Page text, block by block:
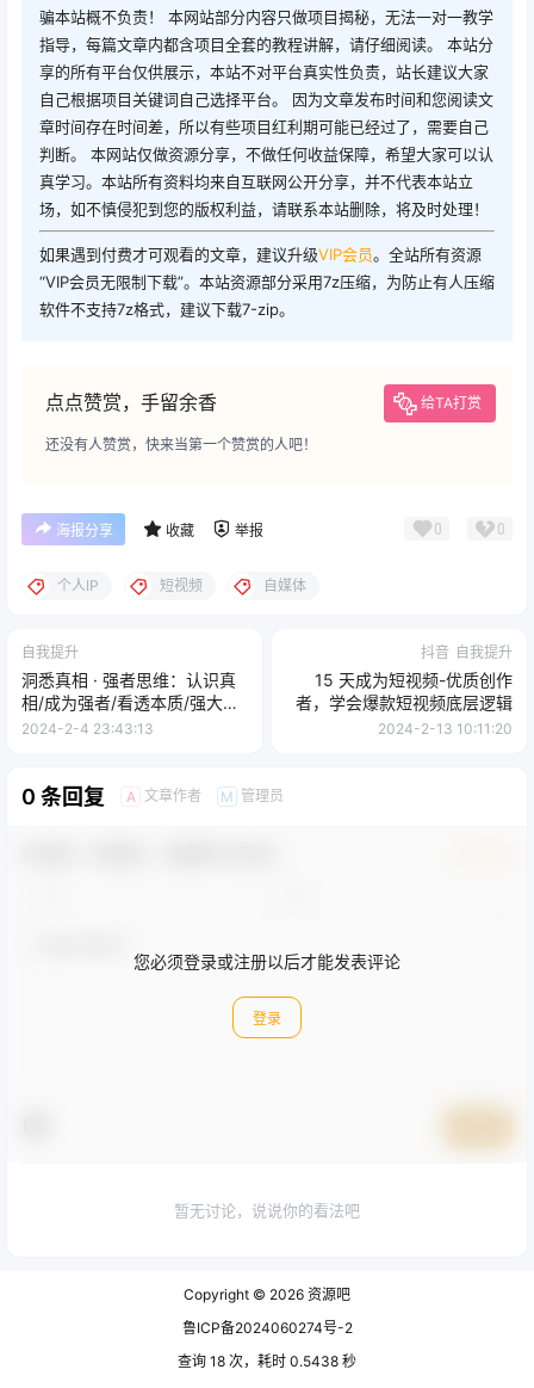
骗本站概不负责！ 本网站部分内容只做项目揭秘，无法一对一教学
指导，每篇文章内都含项目全套的教程讲解，请仔细阅读。 本站分
享的所有平台仅供展示，本站不对平台真实性负责，站长建议大家
自己根据项目关键词自己选择平台。 因为文章发布时间和您阅读文
章时间存在时间差，所以有些项目红利期可能已经过了，需要自己
判断。 本网站仅做资源分享，不做任何收益保障，希望大家可以认
真学习。本站所有资料均来自互联网公开分享，并不代表本站立
场，如不慎侵犯到您的版权利益，请联系本站删除，将及时处理！
如果遇到付费才可观看的文章，建议升级VIP会员。全站所有资源
“VIP会员无限制下载”。本站资源部分采用7z压缩，为防止有人压缩
软件不支持7z格式，建议下载7-zip。
点点赞赏，手留余香 给TA打赏
还没有人赞赏，快来当第一个赞赏的人吧！
海报分享 收藏 举报 0 0
个人IP 短视频 自媒体
自我提升
洞悉真相 · 强者思维：认识真
相/成为强者/看透本质/强大内
心/提升认识
2024-2-4 23:43:13
抖音 自我提升
15 天成为短视频-优质创作
者，学会爆款短视频底层逻辑
2024-2-13 10:11:20
0 条回复 A 文章作者 M 管理员
您必须登录或注册以后才能发表评论
登录
暂无讨论，说说你的看法吧
Copyright © 2026 资源吧
鲁ICP备2024060274号-2
查询 18 次，耗时 0.5438 秒